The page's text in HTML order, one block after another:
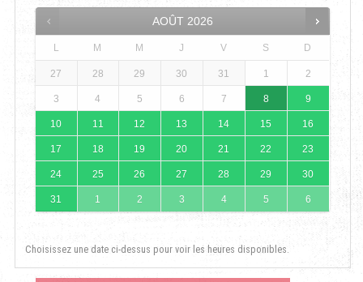
AOÛT 2026
L M M J V S D
27 28 29 30 31 1 2
3 4 5 6 7 8 9
10 11 12 13 14 15 16
17 18 19 20 21 22 23
24 25 26 27 28 29 30
31 1 2 3 4 5 6
Choisissez une date ci-dessus pour voir les heures disponibles.